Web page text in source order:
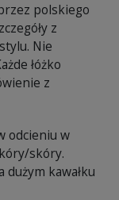
polskiego
z
Nie
łóżko
z
odcieniu w
skóry.
kawałku